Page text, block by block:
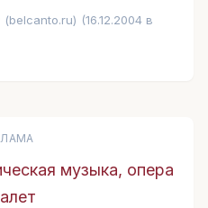
(belcanto.ru) (16.12.2004 в
музыка, опера